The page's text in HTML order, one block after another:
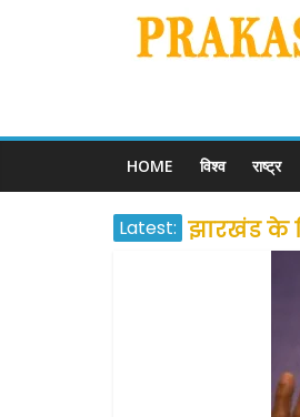
HOME विश्व राष्ट्र
Latest: झारखंड के
उत्तराखंड
शराब और
दो हफ्ते